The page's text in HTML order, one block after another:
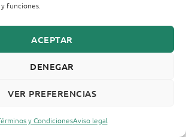
funciones.
ACEPTAR
DENEGAR
VER PREFERENCIAS
y CondicionesAviso legal